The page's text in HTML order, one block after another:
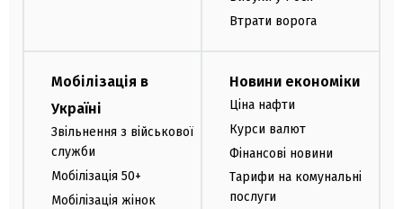
Втрати ворога
Мобілізація в
Україні
Звільнення з військової
служби
Мобілізація 50+
Мобілізація жінок
Новини економіки
Ціна нафти
Курси валют
Фінансові новини
Тарифи на комунальні
послуги